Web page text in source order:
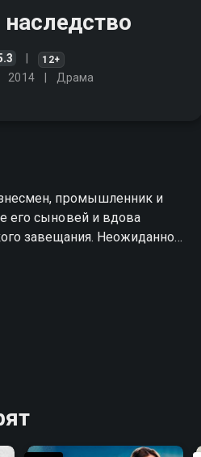
12+
2014 Драма
промышленник и
его сыновей и вдова
завещания. Неожиданно
существует и одной из